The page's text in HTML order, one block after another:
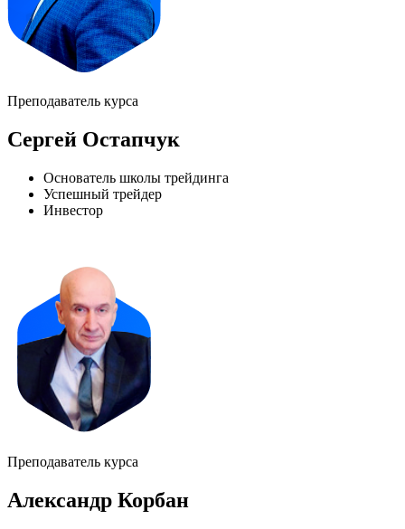
Преподаватель курса
Сергей Остапчук
Основатель школы трейдинга
Успешный трейдер
Инвестор
Преподаватель курса
Александр Корбан